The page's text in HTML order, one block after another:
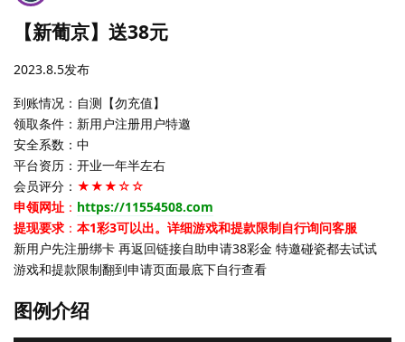
【新葡京】送38元
2023.8.5发布
到账情况：自测【勿充值】
领取条件：新用户注册用户特邀
安全系数：中
平台资历：开业一年半左右
会员评分： ★★★☆☆
申领网址 ： https://11554508.com
提现要求 ： 本1彩3可以出。详细游戏和提款限制自行询问客服
新用户先注册绑卡 再返回链接自助申请38彩金 特邀碰瓷都去试试
游戏和提款限制翻到申请页面最底下自行查看
图例介绍